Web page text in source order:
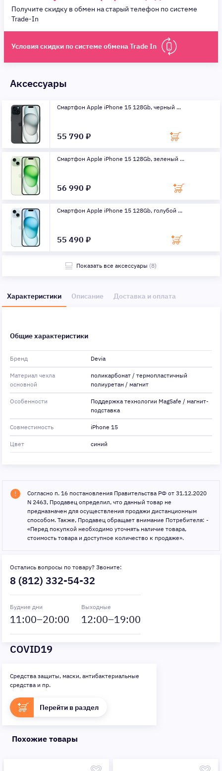
Получите скидку в обмен на старый телефон по системе
Trade-In
Условия скидки по системе обмена Trade In
Аксессуары
Смартфон Apple iPhone 15 128Gb, черный ...
55 790 ₽
Смартфон Apple iPhone 15 128Gb, зеленый ...
56 990 ₽
Смартфон Apple iPhone 15 128Gb, голубой ...
55 490 ₽
Показать все аксессуары (8)
Характеристики Описание Доставка и оплата
Общие характеристики
Бренд Devia
Материал чехла
основной
поликарбонат / термопластичный
полиуретан / магнит
Особенности
Поддержка технологии MagSafe / магнит-
подставка
Совместимость iPhone 15
Цвет синий
Согласно п. 16 постановления Правительства РФ от 31.12.2020
N 2463, Продавец определил, что данный товар не
предназначен для осуществления продажи дистанционным
способом. Также, Продавец обращает внимание Потребителя: -
«Перед покупкой необходимо уточнять наличие товара,
стоимость товара и доступное количество к продаже».
Остались вопросы по товару? Звоните:
8 (812) 332-54-32
Будние дни
11:00–20:00
Выходные
12:00–19:00
COVID19
Средства защиты, маски, антибактериальные
средства и пр.
Перейти в раздел
Похожие товары